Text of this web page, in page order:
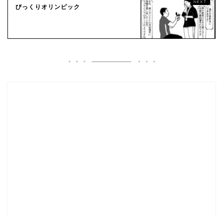
びっくりオリンピック